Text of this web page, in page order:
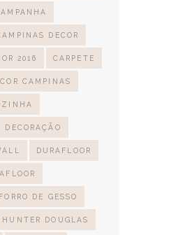
DECOR
2016 CARPETE
CAMPINAS
DECORAÇÃO
DURAFLOOR
FORRO DE GESSO
HUNTER DOUGLAS